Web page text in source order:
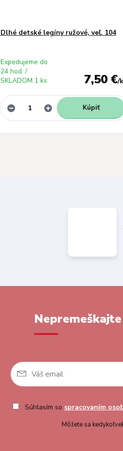
Dlhé detské legíny ružové, veľ. 104
7,50 €/
Expedujeme do
24 hod. /
SKLADOM 1 ks
Kúpiť
Súhlasím so spracovaním
Môžete sa